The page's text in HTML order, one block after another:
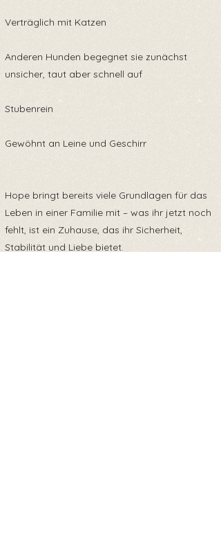
Verträglich mit Katzen
Anderen Hunden begegnet sie zunächst
unsicher, taut aber schnell auf
Stubenrein
Gewöhnt an Leine und Geschirr
Hope bringt bereits viele Grundlagen für das
Leben in einer Familie mit – was ihr jetzt noch
fehlt, ist ein Zuhause, das ihr Sicherheit,
Stabilität und Liebe bietet.